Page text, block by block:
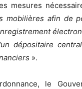
mesures
mobilières afin de
dépositaire
».
le